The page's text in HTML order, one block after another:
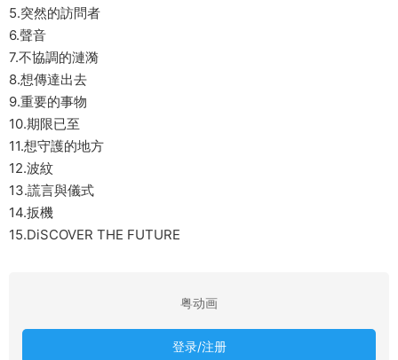
5.突然的訪問者
6.聲音
7.不協調的漣漪
8.想傳達出去
9.重要的事物
10.期限已至
11.想守護的地方
12.波紋
13.謊言與儀式
14.扳機
15.DiSCOVER THE FUTURE
粤动画
登录/注册